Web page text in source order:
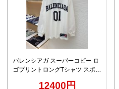
バレンシアガ スーパーコピー ロ
ゴプリントロングTシャツ スポー
12400円